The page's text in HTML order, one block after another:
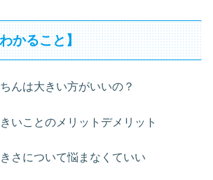
かること】
んは大きい方がいいの？
いことのメリットデメリット
さについて悩まなくていい